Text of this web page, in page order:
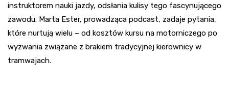
instruktorem nauki jazdy, odsłania kulisy tego fascynującego
zawodu. Marta Ester, prowadząca podcast, zadaje pytania,
które nurtują wielu – od kosztów kursu na motorniczego po
wyzwania związane z brakiem tradycyjnej kierownicy w
tramwajach.